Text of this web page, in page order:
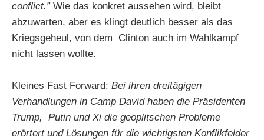
conflict.” Wie das konkret aussehen wird, bleibt
abzuwarten, aber es klingt deutlich besser als das
Kriegsgeheul, von dem Clinton auch im Wahlkampf
nicht lassen wollte.
Kleines Fast Forward: Bei ihren dreitägigen
Verhandlungen in Camp David haben die Präsidenten
Trump, Putin und Xi die geoplitschen Probleme
erörtert und Lösungen für die wichtigsten Konflikfelder